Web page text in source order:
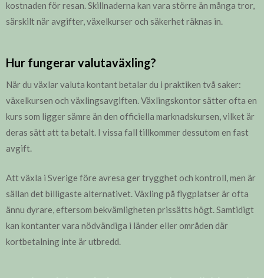
kostnaden för resan. Skillnaderna kan vara större än många tror,
särskilt när avgifter, växelkurser och säkerhet räknas in.
Hur fungerar valutaväxling?
När du växlar valuta kontant betalar du i praktiken två saker:
växelkursen och växlingsavgiften. Växlingskontor sätter ofta en
kurs som ligger sämre än den officiella marknadskursen, vilket är
deras sätt att ta betalt. I vissa fall tillkommer dessutom en fast
avgift.
Att växla i Sverige före avresa ger trygghet och kontroll, men är
sällan det billigaste alternativet. Växling på flygplatser är ofta
ännu dyrare, eftersom bekvämligheten prissätts högt. Samtidigt
kan kontanter vara nödvändiga i länder eller områden där
kortbetalning inte är utbredd.